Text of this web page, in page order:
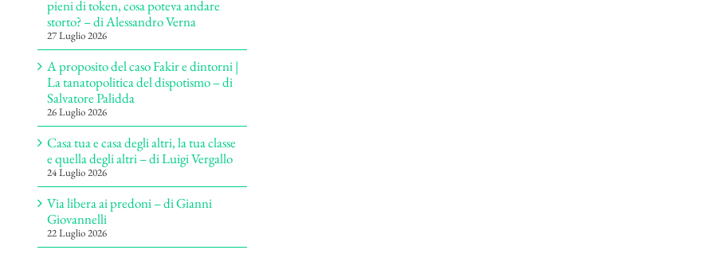
pieni di token, cosa poteva andare
storto? – di Alessandro Verna
27 Luglio 2026
A proposito del caso Fakir e dintorni |
La tanatopolitica del dispotismo – di
Salvatore Palidda
26 Luglio 2026
Casa tua e casa degli altri, la tua classe
e quella degli altri – di Luigi Vergallo
24 Luglio 2026
Via libera ai predoni – di Gianni
Giovannelli
22 Luglio 2026